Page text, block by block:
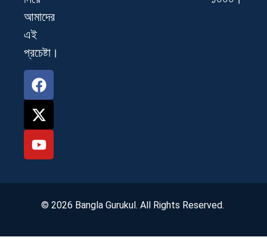
আমাদের
এই
প্রচেষ্টা।
© 2026 Bangla Gurukul. All Rights Reserved.